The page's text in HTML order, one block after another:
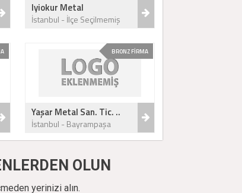
Iyiokur Metal
İstanbul - İlçe Seçilmemiş
BRONZ FİRMA
Yaşar Metal San. Tic. ..
İstanbul - Bayrampaşa
OLUN
yerinizi alın.